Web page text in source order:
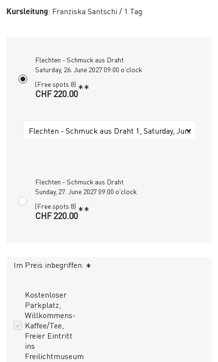
Kursleitung: Franziska Santschi / 1 Tag
Flechten - Schmuck aus Draht
Saturday, 26. June 2027 09:00 o'clock
(Free spots 8)
CHF 220.00**
Flechten - Schmuck aus Draht 1, Saturday, June 26,
Flechten - Schmuck aus Draht
Sunday, 27. June 2027 09:00 o'clock
(Free spots 8)
CHF 220.00**
Im Preis inbegriffen: *
Kostenloser
Parkplatz,
Willkommens-
Kaffee/Tee,
Freier Eintritt
ins
Freilichtmuseum